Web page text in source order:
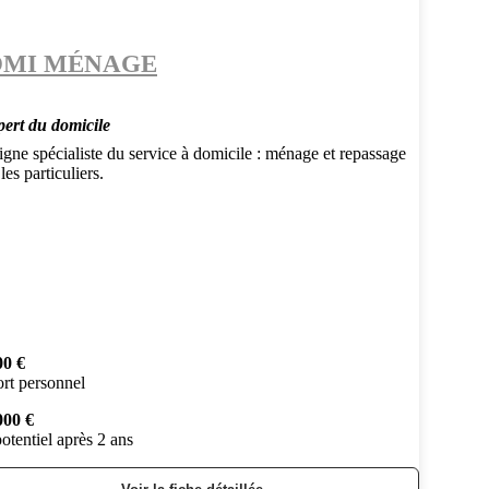
MÉNAGE
du domicile
spécialiste du service à domicile : ménage et repassage
particuliers.
€
personnel
€
après 2 ans